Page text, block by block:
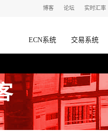
博客 论坛 实时汇率
ECN系统 交易系统